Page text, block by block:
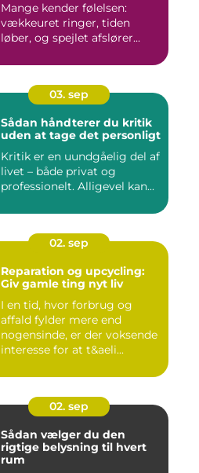
Mange kender følelsen:
vækkeuret ringer, tiden
løber, og spejlet afslører...
03. sep
Sådan håndterer du kritik
uden at tage det personligt
Kritik er en uundgåelig del af
livet – både privat og
professionelt. Alligevel kan...
02. sep
Reparation og upcycling:
Giv gamle ting nyt liv
I en tid, hvor forbrug og
affald fylder mere end
nogensinde, er der voksende
interesse for at t&aeli...
02. sep
Sådan vælger du den
rigtige belysning til hvert
rum